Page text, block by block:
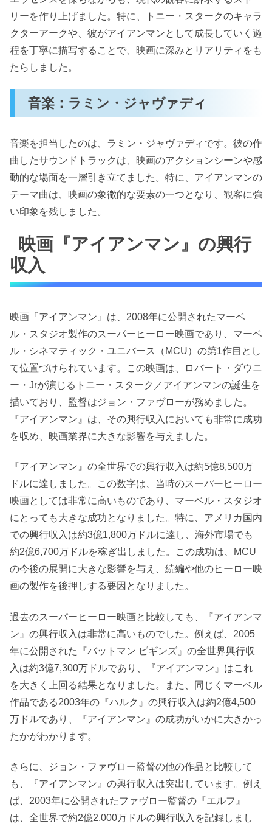
リーを作り上げました。特に、トニー・スタークのキャラ
クターアークや、彼がアイアンマンとして成長していく過
程を丁寧に描写することで、映画に深みとリアリティをも
たらしました。
音楽：ラミン・ジャヴァディ
音楽を担当したのは、ラミン・ジャヴァディです。彼の作
曲したサウンドトラックは、映画のアクションシーンや感
動的な場面を一層引き立てました。特に、アイアンマンの
テーマ曲は、映画の象徴的な要素の一つとなり、観客に強
い印象を残しました。
映画『アイアンマン』の興行
収入
映画『アイアンマン』は、2008年に公開されたマーベ
ル・スタジオ製作のスーパーヒーロー映画であり、マーベ
ル・シネマティック・ユニバース（MCU）の第1作目とし
て位置づけられています。この映画は、ロバート・ダウニ
ー・Jrが演じるトニー・スターク／アイアンマンの誕生を
描いており、監督はジョン・ファヴローが務めました。
『アイアンマン』は、その興行収入においても非常に成功
を収め、映画業界に大きな影響を与えました。
『アイアンマン』の全世界での興行収入は約5億8,500万
ドルに達しました。この数字は、当時のスーパーヒーロー
映画としては非常に高いものであり、マーベル・スタジオ
にとっても大きな成功となりました。特に、アメリカ国内
での興行収入は約3億1,800万ドルに達し、海外市場でも
約2億6,700万ドルを稼ぎ出しました。この成功は、MCU
の今後の展開に大きな影響を与え、続編や他のヒーロー映
画の製作を後押しする要因となりました。
過去のスーパーヒーロー映画と比較しても、『アイアンマ
ン』の興行収入は非常に高いものでした。例えば、2005
年に公開された『バットマン ビギンズ』の全世界興行収
入は約3億7,300万ドルであり、『アイアンマン』はこれ
を大きく上回る結果となりました。また、同じくマーベル
作品である2003年の『ハルク』の興行収入は約2億4,500
万ドルであり、『アイアンマン』の成功がいかに大きかっ
たかがわかります。
さらに、ジョン・ファヴロー監督の他の作品と比較して
も、『アイアンマン』の興行収入は突出しています。例え
ば、2003年に公開されたファヴロー監督の『エルフ』
は、全世界で約2億2,000万ドルの興行収入を記録しまし